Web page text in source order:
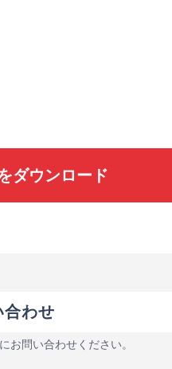
ダウンロード
合わせ
お問い合わせください。